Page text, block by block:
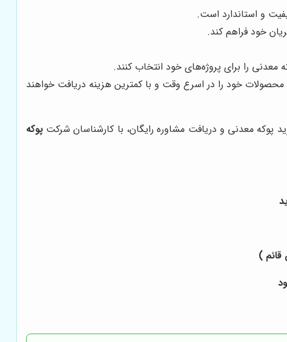
و استاندارد است.
خود فراهم کند.
را برای پروژه‌های خود انتخاب کنند.
خود را در اسرع وقت و با کمترین هزینه دریافت خواهند
معدنی و دریافت مشاوره رایگان، با کارشناسان شرکتپوکه